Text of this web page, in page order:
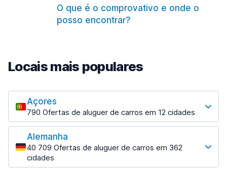
O que é o comprovativo e onde o
posso encontrar?
Locais mais populares
Açores
790 Ofertas de aluguer de carros em 12 cidades
Os locais mais populares
Angra do Heroísmo
17 ofertas especiais em 3 localizações
Alemanha
40 709 Ofertas de aluguer de carros em 362
cidades
Os locais mais populares